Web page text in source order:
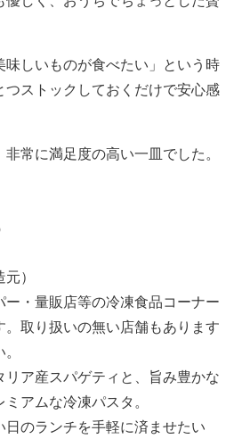
味しいものが食べたい」という時
ストックしておくだけで安心感
常に満足度の高い一皿でした。
）
ー・量販店等の冷凍食品コーナー
。取り扱いの無い店舗もあります
ア産スパゲティと、旨み豊かな
アムな冷凍パスタ。
日のランチを手軽に済ませたい